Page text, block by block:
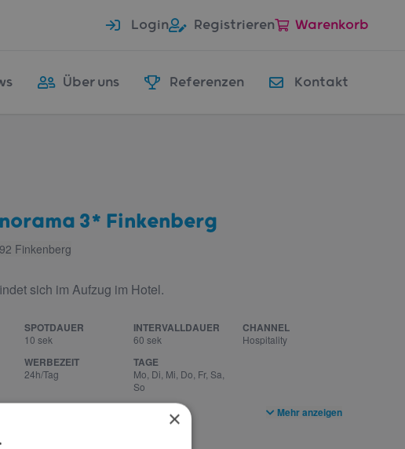
Login Registrieren Warenkorb
Über uns Referenzen Kontakt
3* Finkenberg
Finkenberg
sich im Aufzug im Hotel.
SPOTDAUER
10 sek
INTERVALLDAUER
60 sek
CHANNEL
Hospitality
WERBEZEIT
24h/Tag
TAGE
Mo, Di, Mi, Do, Fr, Sa,
So
Mehr anzeigen
×